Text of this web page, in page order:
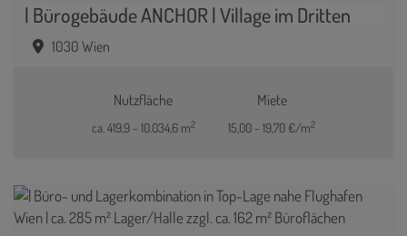
| Bürogebäude ANCHOR | Village im Dritten
1030 Wien
Nutzfläche
ca. 419,9 - 10.034,6 m2
Miete
15,00 - 19,70 €/m2